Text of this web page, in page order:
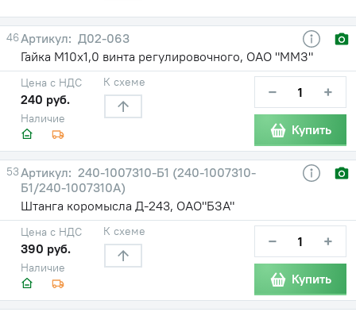
46
Д02-063
Гайка М10х1,0 винта регулировочного, ОАО "ММЗ"
Наличие
Цена с НДС
240 руб.
К схеме − +
Купить
53
240-1007310-Б1 (240-1007310-
Б1/240-1007310А)
Штанга коромысла Д-243, ОАО"БЗА"
Наличие
Цена с НДС
390 руб.
К схеме − +
Купить